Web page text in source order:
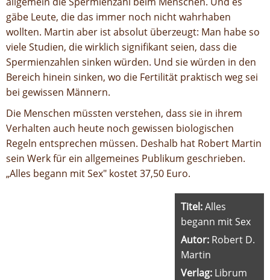
gäbe Leute, die das immer noch nicht wahrhaben
wollten. Martin aber ist absolut überzeugt: Man habe so
viele Studien, die wirklich signifikant seien, dass die
Spermienzahlen sinken würden. Und sie würden in den
Bereich hinein sinken, wo die Fertilität praktisch weg sei
bei gewissen Männern.
Die Menschen müssten verstehen, dass sie in ihrem
Verhalten auch heute noch gewissen biologischen
Regeln entsprechen müssen. Deshalb hat Robert Martin
sein Werk für ein allgemeines Publikum geschrieben.
„Alles begann mit Sex" kostet 37,50 Euro.
Titel:Alles
begann mit Sex
Autor: Robert D.
Martin
Verlag: Librum